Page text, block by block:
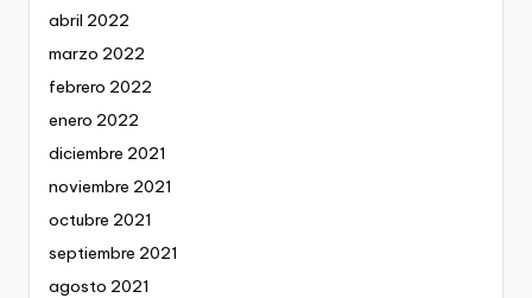
abril 2022
marzo 2022
febrero 2022
enero 2022
diciembre 2021
noviembre 2021
octubre 2021
septiembre 2021
agosto 2021